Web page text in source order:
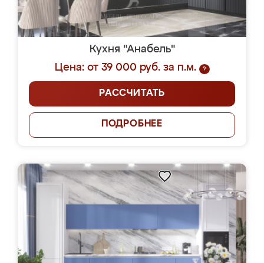
Кухня "Анабель"
Цена: от 39 000 руб. за п.м.
?
РАССЧИТАТЬ
ПОДРОБНЕЕ